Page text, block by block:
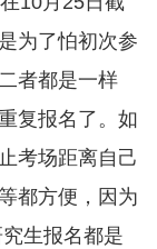
为了怕初次参
者都是一样
复报名了。如
考场距离自己
都方便，因为
生报名都是